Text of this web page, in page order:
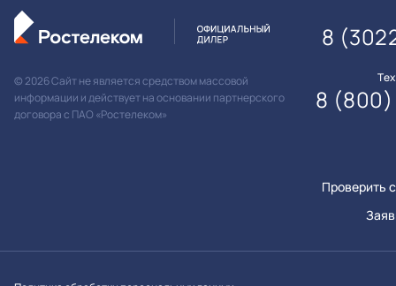
© 2026 Сайт не является средством массовой
информации и действует на основании партнерского
договора с ПАО «Ростелеком»
Проверить
8
8